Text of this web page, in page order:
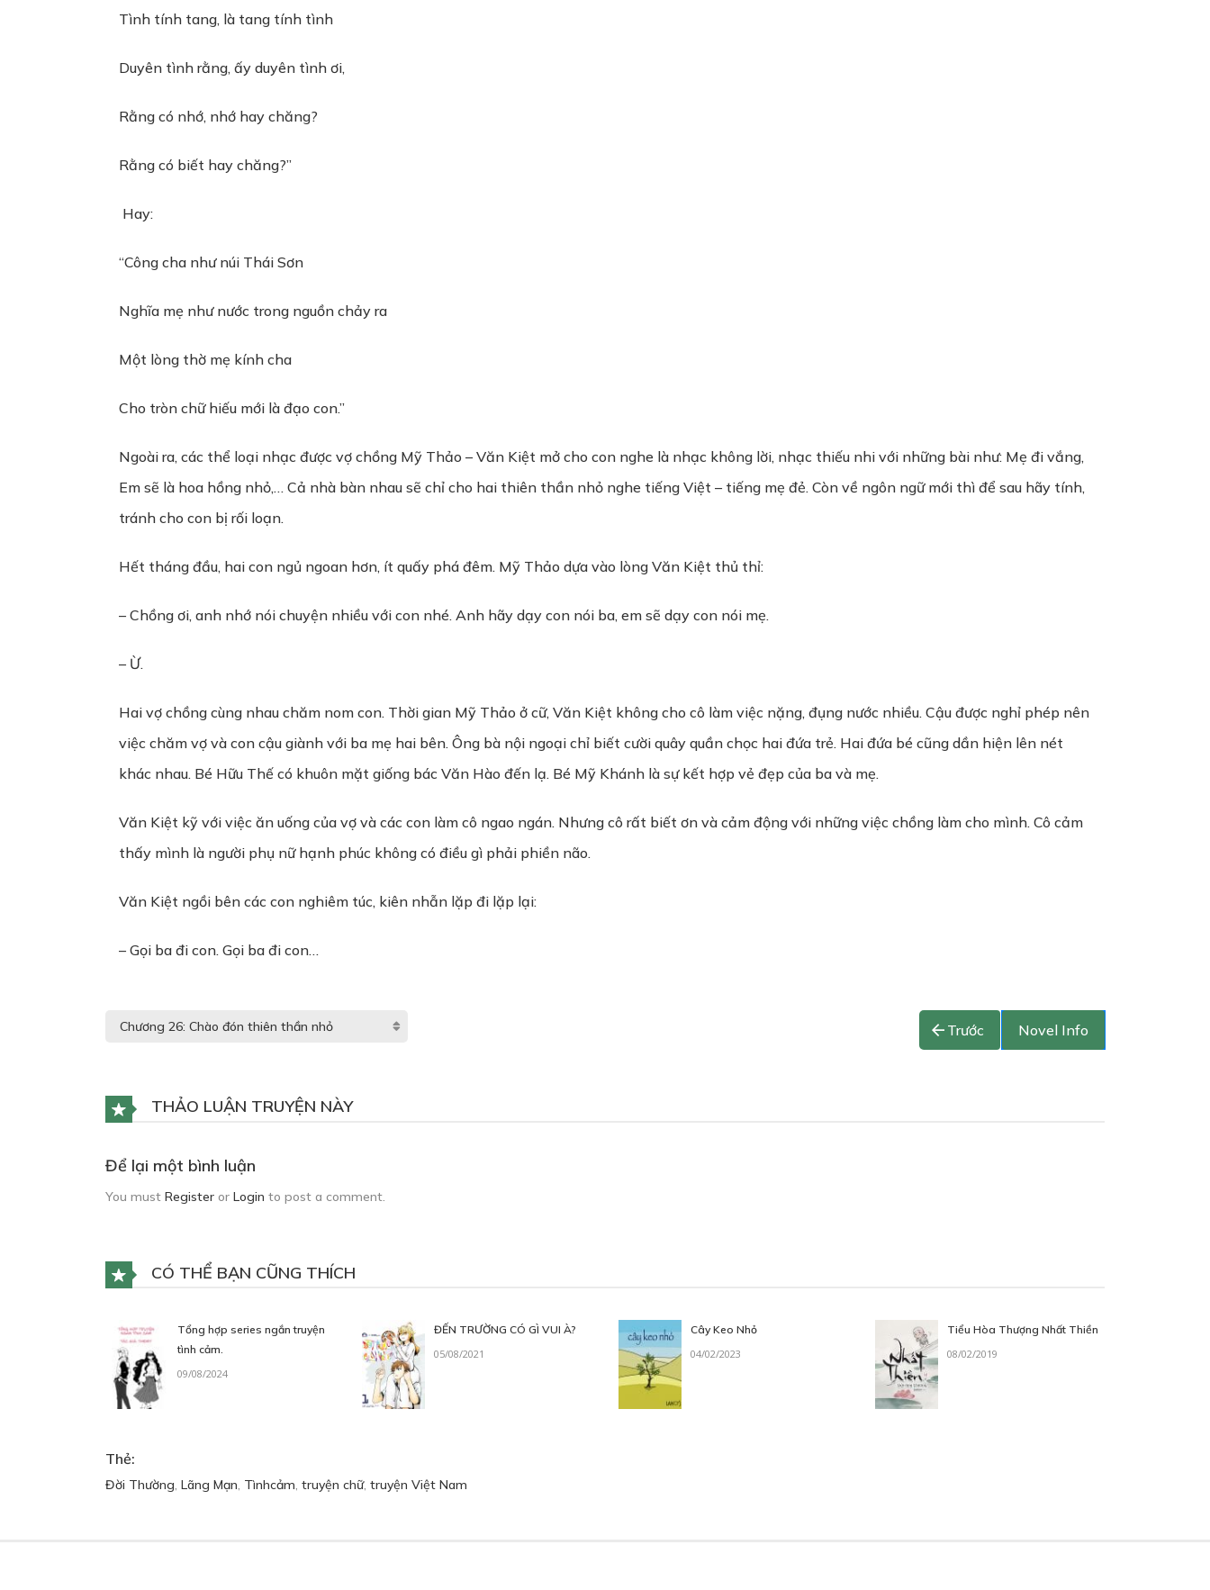
Tình tính tang, là tang tính tình
Duyên tình rằng, ấy duyên tình ơi,
Rằng có nhớ, nhớ hay chăng?
Rằng có biết hay chăng?”
Hay:
“Công cha như núi Thái Sơn
Nghĩa mẹ như nước trong nguồn chảy ra
Một lòng thờ mẹ kính cha
Cho tròn chữ hiếu mới là đạo con.”
Ngoài ra, các thể loại nhạc được vợ chồng Mỹ Thảo – Văn Kiệt mở cho con nghe là nhạc không lời, nhạc thiếu nhi với những bài như: Mẹ đi vắng,
Em sẽ là hoa hồng nhỏ,… Cả nhà bàn nhau sẽ chỉ cho hai thiên thần nhỏ nghe tiếng Việt – tiếng mẹ đẻ. Còn về ngôn ngữ mới thì để sau hãy tính,
tránh cho con bị rối loạn.
Hết tháng đầu, hai con ngủ ngoan hơn, ít quấy phá đêm. Mỹ Thảo dựa vào lòng Văn Kiệt thủ thỉ:
– Chồng ơi, anh nhớ nói chuyện nhiều với con nhé. Anh hãy dạy con nói ba, em sẽ dạy con nói mẹ.
– Ừ.
Hai vợ chồng cùng nhau chăm nom con. Thời gian Mỹ Thảo ở cữ, Văn Kiệt không cho cô làm việc nặng, đụng nước nhiều. Cậu được nghỉ phép nên
việc chăm vợ và con cậu giành với ba mẹ hai bên. Ông bà nội ngoại chỉ biết cười quây quần chọc hai đứa trẻ. Hai đứa bé cũng dần hiện lên nét
khác nhau. Bé Hữu Thế có khuôn mặt giống bác Văn Hào đến lạ. Bé Mỹ Khánh là sự kết hợp vẻ đẹp của ba và mẹ.
Văn Kiệt kỹ với việc ăn uống của vợ và các con làm cô ngao ngán. Nhưng cô rất biết ơn và cảm động với những việc chồng làm cho mình. Cô cảm
thấy mình là người phụ nữ hạnh phúc không có điều gì phải phiền não.
Văn Kiệt ngồi bên các con nghiêm túc, kiên nhẫn lặp đi lặp lại:
– Gọi ba đi con. Gọi ba đi con…
Trước Novel Info
THẢO LUẬN TRUYỆN NÀY
Để lại một bình luận
You must Register or Login to post a comment.
CÓ THỂ BẠN CŨNG THÍCH
Tổng hợp series ngắn truyện
tình cảm.
09/08/2024
ĐẾN TRƯỜNG CÓ GÌ VUI À?
05/08/2021
Cây Keo Nhỏ
04/02/2023
Tiểu Hòa Thượng Nhất Thiền
08/02/2019
Thẻ:
Đời Thường, Lãng Mạn, Tìnhcảm, truyện chữ, truyện Việt Nam